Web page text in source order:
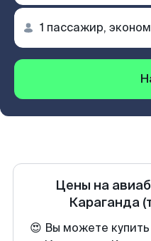
Цены на
Караганда
😍 Вы можете